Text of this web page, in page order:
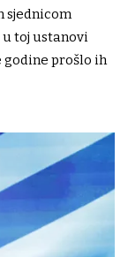
sjednicom
u toj ustanovi
godine prošlo ih